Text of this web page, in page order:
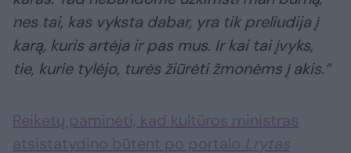
nes tai, kas vyksta dabar, yra tik preliudija į
karą, kuris artėja ir pas mus. Ir kai tai įvyks,
tie, kurie tylėjo, turės žiūrėti žmonėms į akis.“
Reikėtų paminėti, kad kultūros ministras
atsistatydino būtent po portalo Lrytas